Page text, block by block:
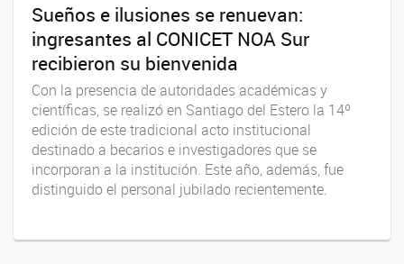
Sueños e ilusiones se renuevan:
ingresantes al CONICET NOA Sur
recibieron su bienvenida
Con la presencia de autoridades académicas y
científicas, se realizó en Santiago del Estero la 14º
edición de este tradicional acto institucional
destinado a becarios e investigadores que se
incorporan a la institución. Este año, además, fue
distinguido el personal jubilado recientemente.